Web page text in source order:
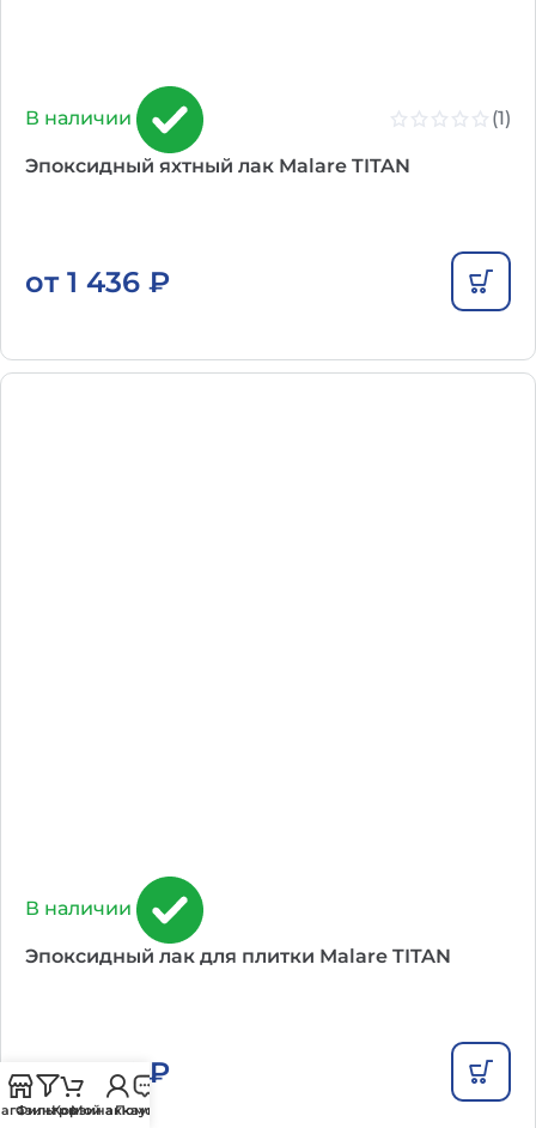
В наличии (1)
Эпоксидный яхтный лак Malare TITAN
от 1 436 ₽
В наличии
Эпоксидный лак для плитки Malare TITAN
от1 436₽
ФильтрыКорзина
Мой аккаунт
Помощь